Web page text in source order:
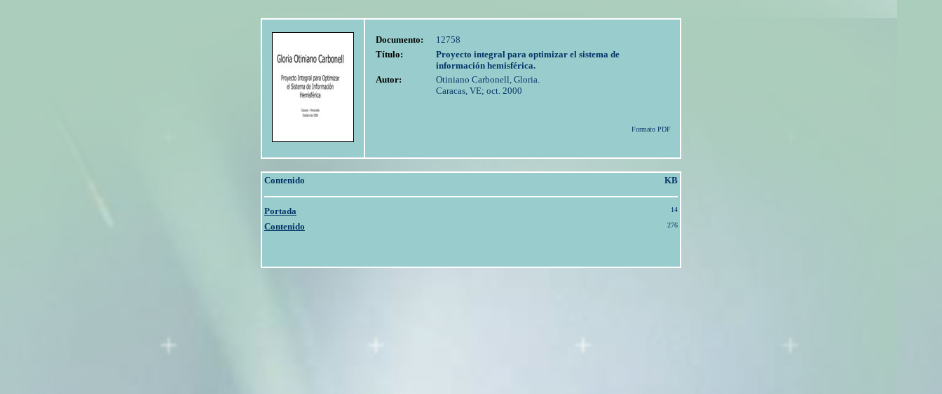
Documento:
12758
Título:
Proyecto integral para optimizar el sistema de
información hemisférica.
Autor:
Otiniano Carbonell, Gloria.
Caracas, VE; oct. 2000
Formato PDF
Contenido KB
Portada 14
Contenido 276